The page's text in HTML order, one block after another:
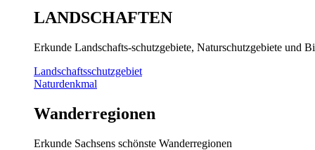
LANDSCHAFTEN
Erkunde Landschafts-schutzgebiete, Naturschutzgebiete und
Landschaftsschutzgebiet
Naturdenkmal
Wanderregionen
Erkunde Sachsens schönste Wanderregionen